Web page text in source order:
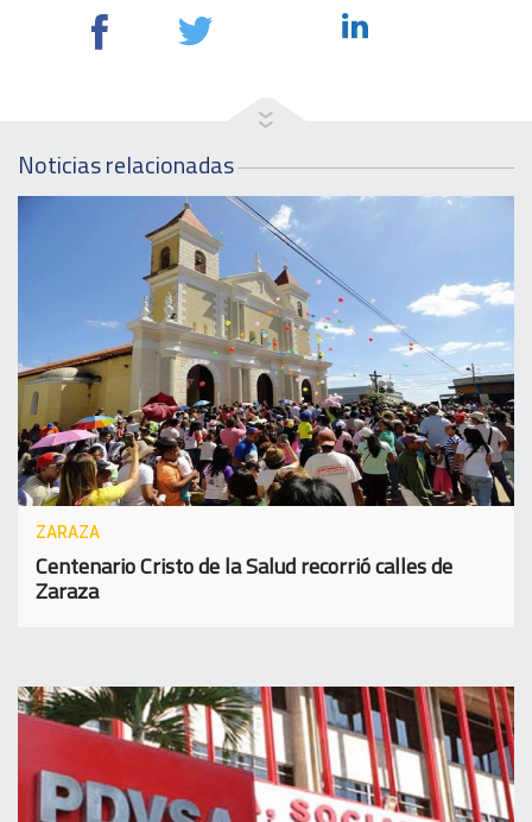
Noticias relacionadas
ZARAZA
Centenario Cristo de la Salud recorrió calles de
Zaraza